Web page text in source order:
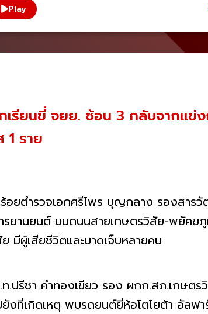
Play
เรียนขี่ จยย. ซ้อน 3 กลับจากแข่
ราย
ยตำรวจเอกศรีไพร บุญกลาง รองสาร
รยานยนต์ บนถนนสายเกษตรวิสัย-พยัค
มีผู้เสียชีวิตและบาดเจ็บหลายคน
ปรีชา คำทองเขียว รอง ผกก.สภ.เกษตร
งที่เกิดเหตุ พบรถยนต์ยี่ห้อโตโยต้า อัลฟ